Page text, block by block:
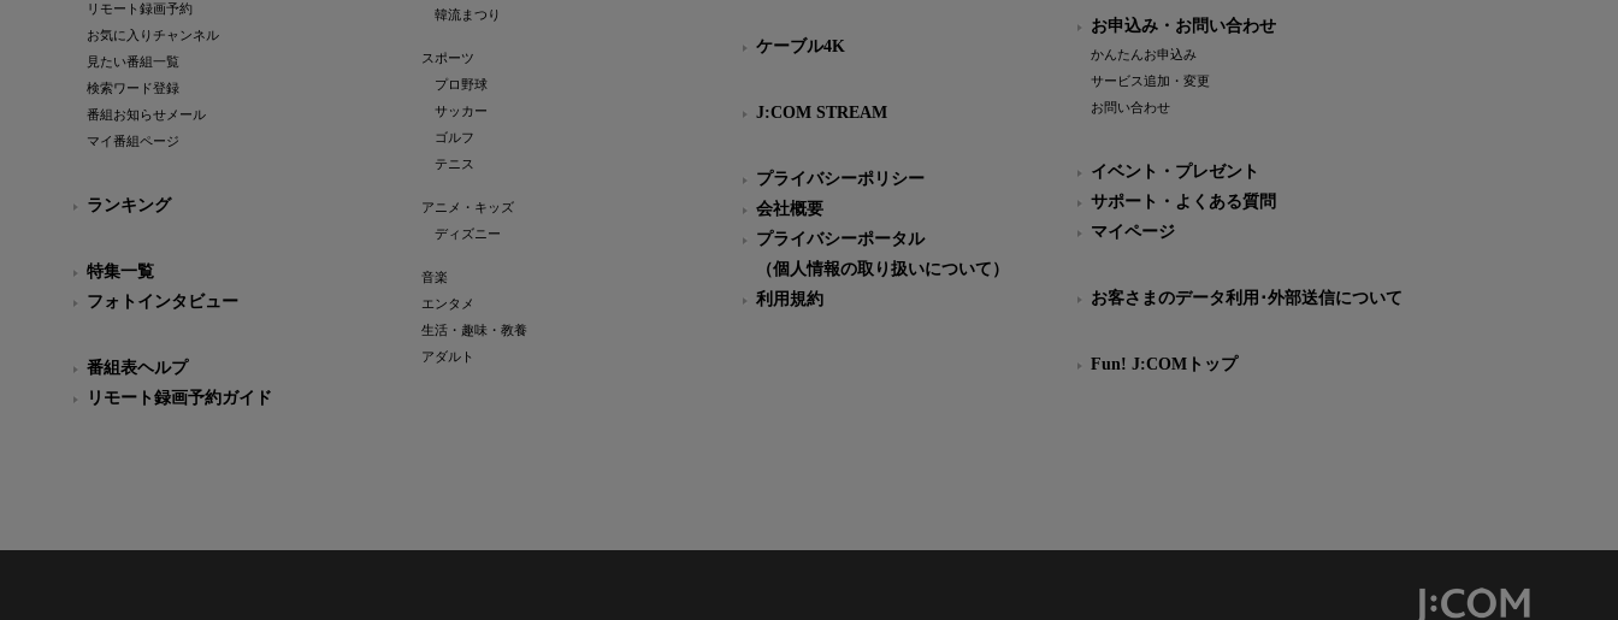
リモート録画予約
お気に入りチャンネル
見たい番組一覧
検索ワード登録
番組お知らせメール
マイ番組ページ
ランキング
特集一覧
フォトインタビュー
番組表ヘルプ
リモート録画予約ガイド
韓流まつり
スポーツ
プロ野球
サッカー
ゴルフ
テニス
アニメ・キッズ
ディズニー
音楽
エンタメ
生活・趣味・教養
アダルト
ケーブル4K
J:COM STREAM
プライバシーポリシー
会社概要
プライバシーポータル
（個人情報の取り扱いについて）
利用規約
お申込み・お問い合わせ
かんたんお申込み
サービス追加・変更
お問い合わせ
イベント・プレゼント
サポート・よくある質問
マイページ
お客さまのデータ利用･外部送信について
Fun! J:COMトップ